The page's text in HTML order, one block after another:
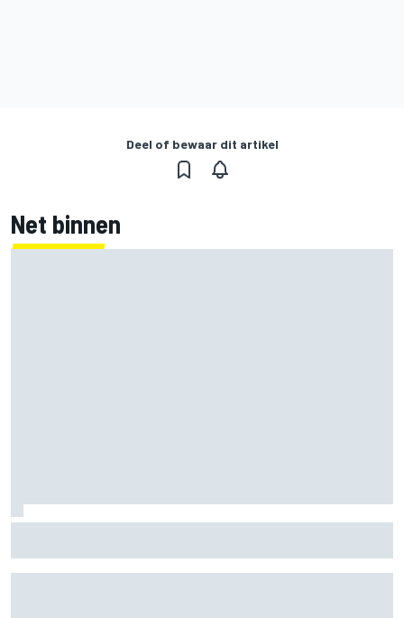
Deel of bewaar dit artikel
Net binnen